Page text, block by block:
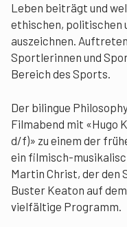
Leben beiträgt und
ethischen, politischen
auszeichnen.
Sportlerinnen und
Bereich des Sports.
Der bilingue
Filmabend mit «Hugo
d/f)» zu einem der
ein filmisch-
Martin Christ, der den
Buster Keaton auf
vielfältige Programm.